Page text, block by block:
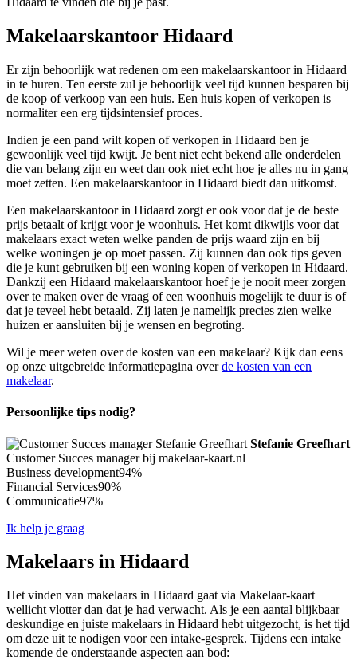
Makelaarskantoor Hidaard
Er zijn behoorlijk wat redenen om een makelaarskantoor in Hidaard
in te huren. Ten eerste zul je behoorlijk veel tijd kunnen besparen bij
de koop of verkoop van een huis. Een huis kopen of verkopen is
normaliter een erg tijdsintensief proces.
Indien je een pand wilt kopen of verkopen in Hidaard ben je
gewoonlijk veel tijd kwijt. Je bent niet echt bekend alle onderdelen
die van belang zijn en weet dan ook niet echt hoe je alles nu in gang
moet zetten. Een makelaarskantoor in Hidaard biedt dan uitkomst.
Een makelaarskantoor in Hidaard zorgt er ook voor dat je de beste
prijs betaalt of krijgt voor je woonhuis. Het komt dikwijls voor dat
makelaars exact weten welke panden de prijs waard zijn en bij
welke woningen je op moet passen. Zij kunnen dan ook tips geven
die je kunt gebruiken bij een woning kopen of verkopen in Hidaard.
Dankzij een Hidaard makelaarskantoor hoef je je nooit meer zorgen
over te maken over de vraag of een woonhuis mogelijk te duur is of
dat je teveel hebt betaald. Zij laten je namelijk precies zien welke
huizen er aansluiten bij je wensen en begroting.
Wil je meer weten over de kosten van een makelaar? Kijk dan eens
op onze uitgebreide informatiepagina overde kosten van een
makelaar.
Persoonlijke tips nodig?
Stefanie Greefhart
Customer Succes manager bij makelaar-kaart.nl
Business development94%
Financial Services90%
Communicatie97%
Ik help je graag
Makelaars in Hidaard
Het vinden van makelaars in Hidaard gaat via Makelaar-kaart
wellicht vlotter dan dat je had verwacht. Als je een aantal blijkbaar
deskundige en juiste makelaars in Hidaard hebt uitgezocht, is het tijd
om deze uit te nodigen voor een intake-gesprek. Tijdens een intake
komende de onderstaande aspecten aan bod: